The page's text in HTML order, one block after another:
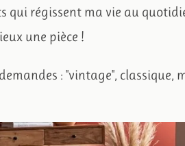
qui régissent ma vie au
une pièce !
: "vintage", classique,